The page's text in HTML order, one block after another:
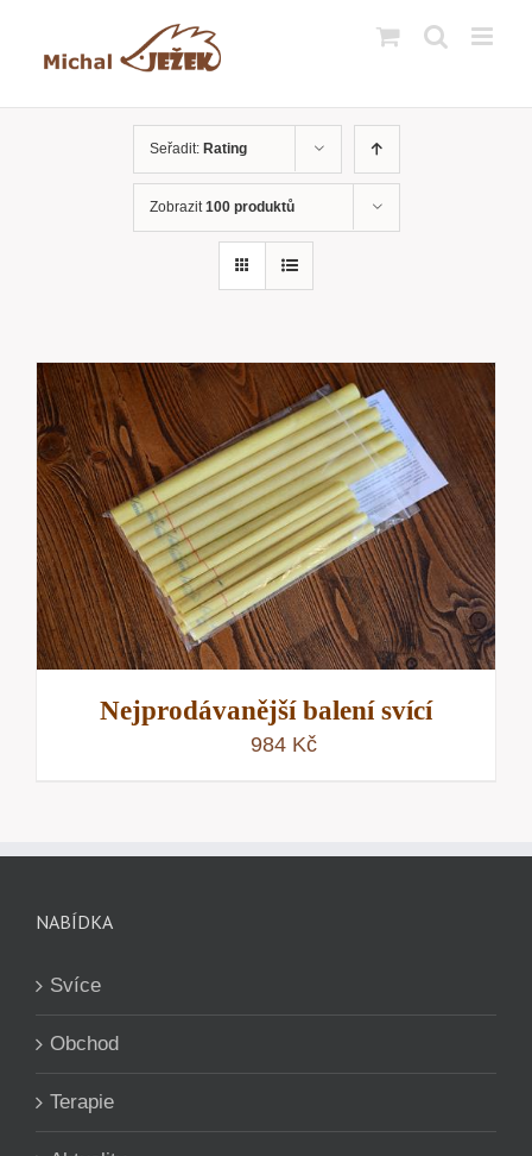
Seřadit: Rating
Zobrazit100 produktů
Nejprodávanější balení svící
984 Kč
NABÍDKA
Svíce
Obchod
Terapie